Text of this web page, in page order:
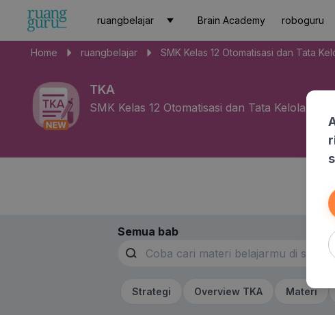
ruangbelajar Brain Academy roboguru
Home ruangbelajar SMK Kelas 12 Otomatisasi dan Tata
TKA
SMK Kelas 12 Otomatisasi dan Tata Kelola
Semua bab
Strategi Overview TKA Materi